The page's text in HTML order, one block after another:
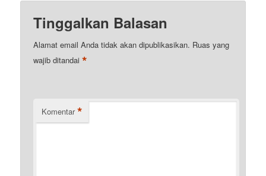
Tinggalkan Balasan
Alamat email Anda tidak akan dipublikasikan. Ruas yang
wajib ditandai*
Komentar *